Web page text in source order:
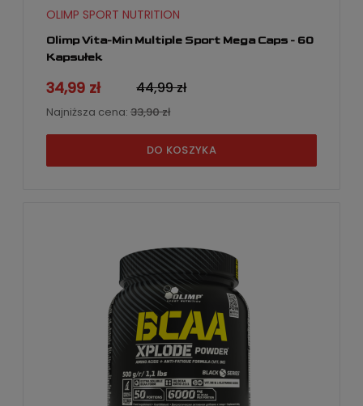
Olimp Vita-Min Multiple Sport Mega Caps - 60
Kapsułek
OLIMP SPORT NUTRITION
34,99 zł 44,99 zł
Najniższa cena: 33,90 zł
DO KOSZYKA